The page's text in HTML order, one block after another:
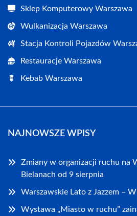
Sklep Komputerowy Warszawa
Wulkanizacja Warszawa
Stacja Kontroli Pojazdów
Restauracje Warszawa
Kebab Warszawa
NAJNOWSZE WPISY
Zmiany w organizacji ruchu na
Bielanach od 9 sierpnia
Warszawskie Lato z Jazzem –
Wystawa „Miasto w ruchu”